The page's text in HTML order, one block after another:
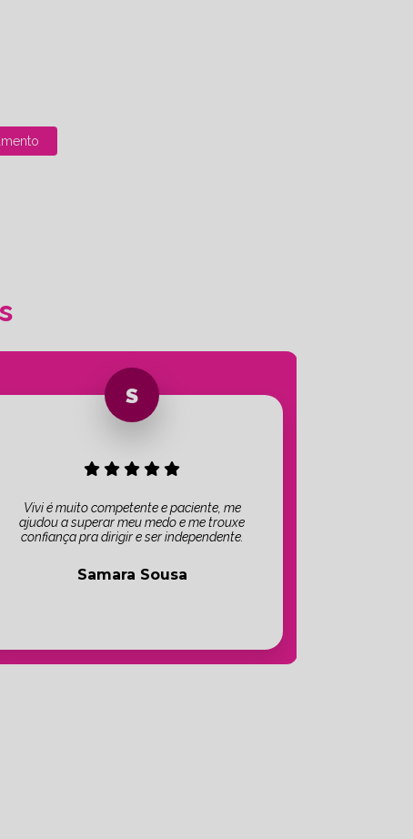
Vivi é muito competente e paciente, me
ajudou a superar meu medo e me trouxe
confiança pra dirigir e ser independente.
Samara Sousa